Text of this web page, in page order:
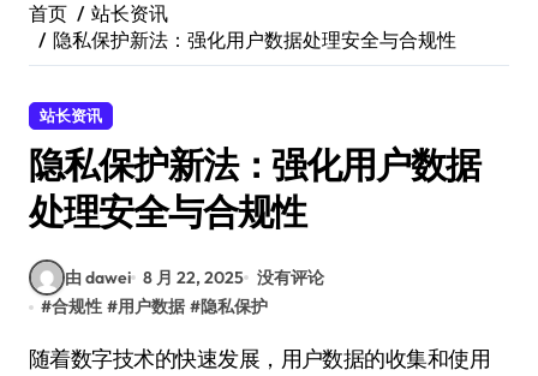
首页
站长资讯
隐私保护新法：强化用户数据处理安全与合规性
站长资讯
隐私保护新法：强化用户数据
处理安全与合规性
由 dawei 8 月 22, 2025 没有评论
#合规性 #用户数据 #隐私保护
随着数字技术的快速发展，用户数据的收集和使用